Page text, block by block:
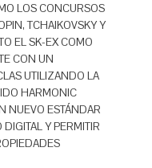
LOS CONCURSOS
TCHAIKOVSKY Y
EL SK-EX COMO
CON UN
UTILIZANDO LA
HARMONIC
NUEVO ESTÁNDAR
Y PERMITIR